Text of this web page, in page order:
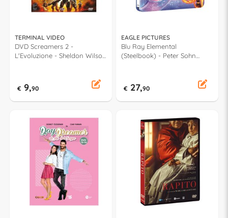
TERMINAL VIDEO
DVD Screamers 2 -
L'Evoluzione - Sheldon Wilson
€ 9,90
EAGLE PICTURES
Blu Ray Elemental
(Steelbook) - Peter Sohn
€ 27,90